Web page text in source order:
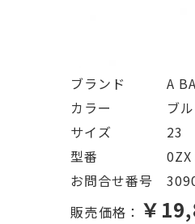
ブランド   A
カラー    ブル
サイズ    23
型番     0ZX
お問合せ番号
販売価格： ￥